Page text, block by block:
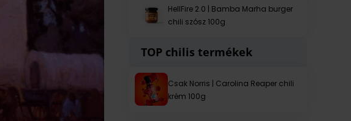
HellFire 2.0 | Bamba Marha burger
chili szósz 100g
TOP chilis termékek
Csak Norris | Carolina Reaper chili
krém 100g